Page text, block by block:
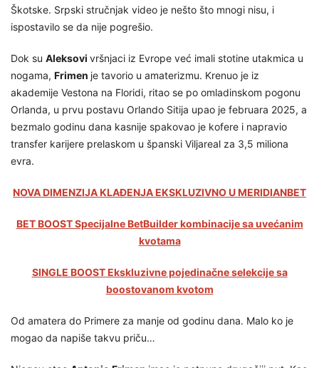
Škotske. Srpski stručnjak video je nešto što mnogi nisu, i
ispostavilo se da nije pogrešio.
Dok su Aleksovi vršnjaci iz Evrope već imali stotine utakmica u
nogama, Frimen je tavorio u amaterizmu. Krenuo je iz
akademije Vestona na Floridi, ritao se po omladinskom pogonu
Orlanda, u prvu postavu Orlando Sitija upao je februara 2025, a
bezmalo godinu dana kasnije spakovao je kofere i napravio
transfer karijere prelaskom u španski Viljareal za 3,5 miliona
evra.
NOVA DIMENZIJA KLAĐENJA EKSKLUZIVNO U MERIDIANBET
BET BOOST Specijalne BetBuilder kombinacije sa uvećanim
kvotama
SINGLE BOOST Ekskluzivne pojedinačne selekcije sa
boostovanom kvotom
Od amatera do Primere za manje od godinu dana. Malo ko je
mogao da napiše takvu priču…